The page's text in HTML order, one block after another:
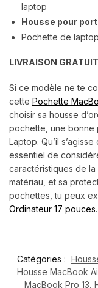
laptop
Housse pour
Pochette de
LIVRAISON
Si ce modèle ne te
cette Pochette
choisir sa housse
pochette, une bonne
Laptop. Qu’il
essentiel de
caractéristiques de
matériau, et sa
pochettes, tu peux
Ordinateur 17 pouces.
Catégories :
Housse MacBook
MacBook Pro 13